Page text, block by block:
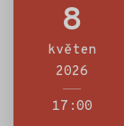
8
květen
2026
17:00